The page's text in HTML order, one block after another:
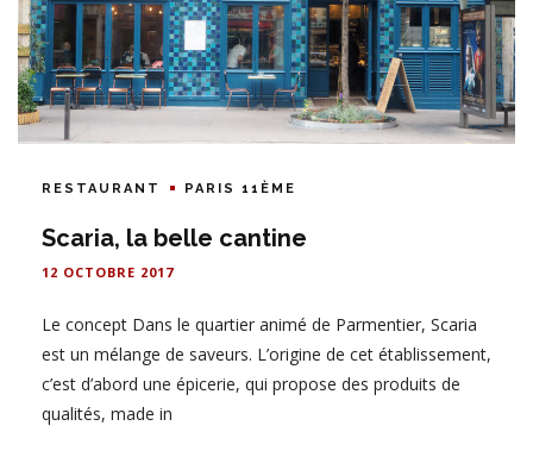
RESTAURANT PARIS 11ÈME
Scaria, la belle cantine
12 OCTOBRE 2017
Le concept Dans le quartier animé de Parmentier, Scaria
est un mélange de saveurs. L’origine de cet établissement,
c’est d’abord une épicerie, qui propose des produits de
qualités, made in